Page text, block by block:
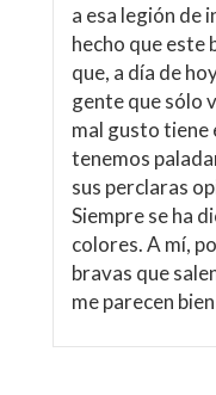
a esa legión de
hecho que este
que, a día de
gente que sólo
mal gusto tiene
tenemos
sus perclaras
Siempre se ha
colores. A mí,
bravas que
me parecen